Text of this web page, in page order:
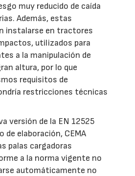
muy reducido de caída
Además, estas
instalarse en tractores
utilizados para
a la manipulación de
altura, por lo que
requisitos de
restricciones técnicas
versión de la EN 12525
de elaboración, CEMA
palas cargadoras
a la norma vigente no
automáticamente no